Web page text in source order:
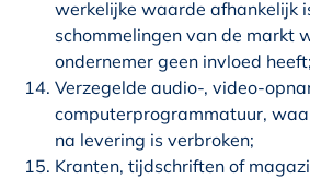
werkelijke waarde afhankelijk
schommelingen van de markt
ondernemer geen invloed heeft;
Verzegelde audio-, video-
computerprogrammatuur,
na levering is verbroken;
Kranten, tijdschriften of